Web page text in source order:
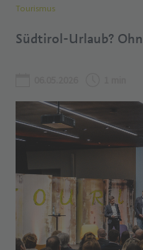
Tourismus
Südtirol-Urlaub?